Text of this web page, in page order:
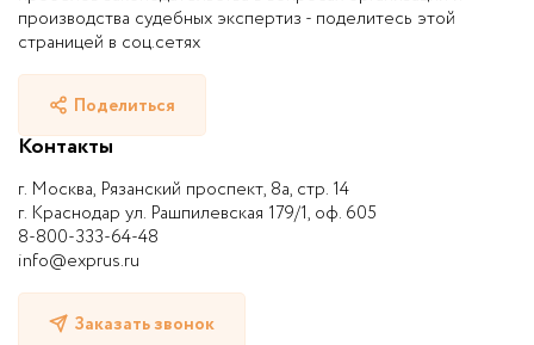
производства судебных экспертиз - поделитесь этой
страницей в соц.сетях
Поделиться
Контакты
г. Москва, Рязанский проспект, 8а, стр. 14
г. Краснодар ул. Рашпилевская 179/1, оф. 605
8-800-333-64-48
info@exprus.ru
Заказать звонок